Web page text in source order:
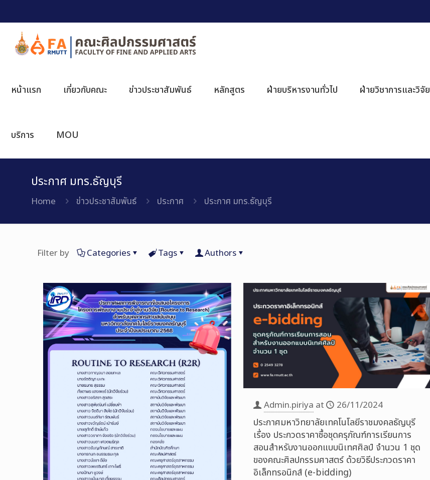
หน้าแรก เกี่ยวกับคณะ ข่าวประชาสัมพันธ์ หลักสูตร ฝ่ายบริหารงานทั่วไป ฝ่ายวิชาการและวิจัย
บริการ MOU
ประกาศ มทร.ธัญบุรี
Home ข่าวประชาสัมพันธ์ ประกาศ ประกาศ มทร.ธัญบุรี
Filter by Categories Tags Authors
Admin.piriya at 26/11/2024
ประกาศมหาวิทยาลัยเทคโนโลยีราชมงคลธัญบุรี
เรื่อง ประกวดราคาซื้อชุดครุภัณฑ์การเรียนการ
สอนสำหรับงานออกแบบนิเทศศิลป์ จำนวน 1 ชุด
ของคณะศิลปกรรมศาสตร์ ด้วยวิธีประกวดราคา
อิเล็กทรอนิกส์ (e-bidding)